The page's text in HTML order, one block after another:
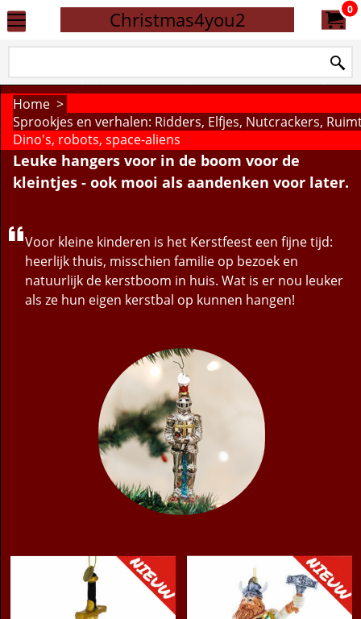
Christmas4you2 0
Home >
Sprookjes en verhalen: Ridders, Elfjes, Nutcrackers,
Dino's, robots, space-aliens
Leuke hangers voor in de boom voor de
kleintjes - ook mooi als aandenken voor later.
Voor kleine kinderen is het Kerstfeest een fijne tijd:
heerlijk thuis, misschien familie op bezoek en
natuurlijk de kerstboom in huis. Wat is er nou leuker
als ze hun eigen kerstbal op kunnen hangen!